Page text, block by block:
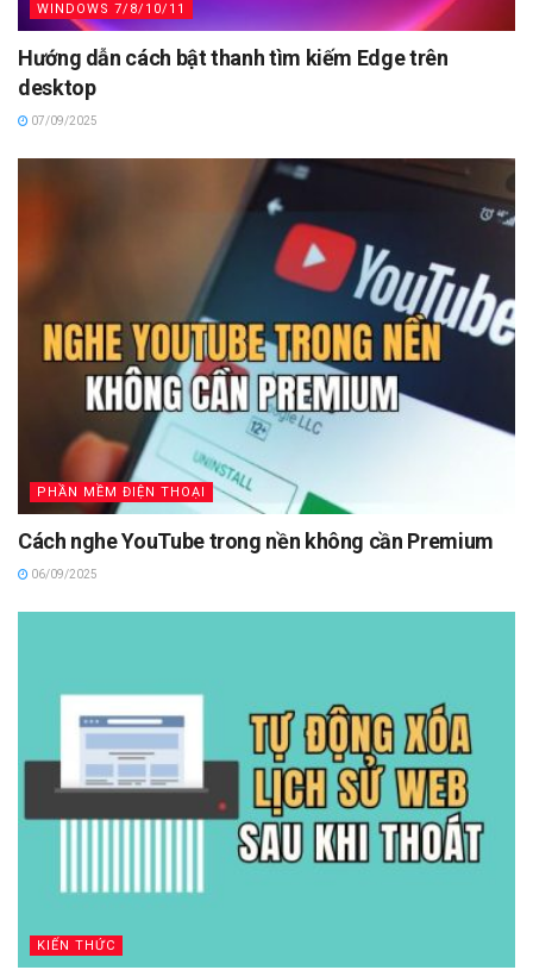
WINDOWS 7/8/10/11
Hướng dẫn cách bật thanh tìm kiếm Edge trên
desktop
07/09/2025
PHẦN MỀM ĐIỆN THOẠI
Cách nghe YouTube trong nền không cần Premium
06/09/2025
KIẾN THỨC